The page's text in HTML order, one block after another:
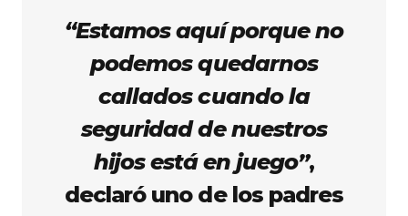
“Estamos aquí porque no
podemos quedarnos
callados cuando la
seguridad de nuestros
hijos está en juego”,
declaró uno de los padres